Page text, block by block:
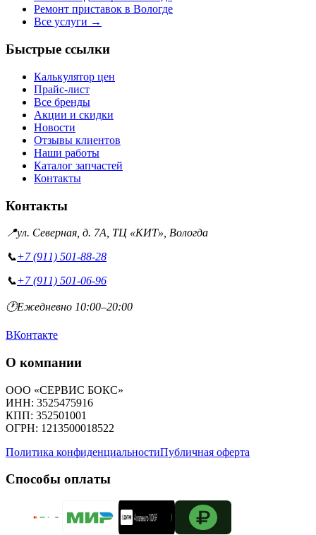
Ремонт приставок в Вологде
Все услуги →
Быстрые ссылки
Калькулятор цен
Прайс-лист
Все бренды
Акции и скидки
Новости
Отзывы клиентов
Наши работы
Каталог запчастей
Контакты
Контакты
📍ул. Северная, д. 7А, ТЦ «КИТ», Вологда
📞+7 (911) 501-88-28
📞+7 (911) 501-06-96
🕐Ежедневно 10:00–20:00
ВКонтакте
О компании
ООО «СЕРВИС БОКС»
ИНН: 3525475916
КПП: 352501001
ОГРН: 1213500018522
Политика конфиденциальностиПубличная оферта
Способы оплаты